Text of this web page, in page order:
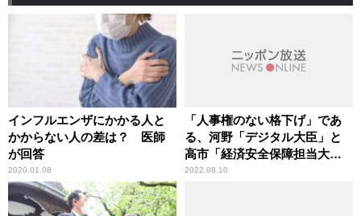
インフルエンザにかかる人と
かからない人の差は？ 医師
が回答
2020.01.08
「人事権のない格下げ」であ
る、河野「デジタル大臣」と
高市「経済安全保障担当大
臣」
2022.08.10